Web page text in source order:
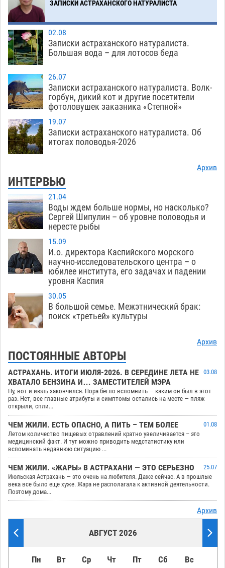
ЗАПИСКИ АСТРАХАНСКОГО НАТУРАЛИСТА
02.08
Записки астраханского натуралиста.
Большая вода – для лотосов беда
26.07
Записки астраханского натуралиста. Волк-
горбун, дикий кот и другие посетители
фотоловушек заказника «Степной»
19.07
Записки астраханского натуралиста. Об
итогах половодья-2026
Архив
ИНТЕРВЬЮ
21.04
Воды ждем больше нормы, но насколько?
Сергей Шипулин – об уровне половодья и
нересте рыбы
15.09
И.о. директора Каспийского морского
научно-исследовательского центра – о
юбилее института, его задачах и падении
уровня Каспия
30.05
В большой семье. Межэтнический брак:
поиск «третьей» культуры
Архив
ПОСТОЯННЫЕ АВТОРЫ
АСТРАХАНЬ. ИТОГИ ИЮЛЯ-2026. В СЕРЕДИНЕ ЛЕТА НЕ
ХВАТАЛО БЕНЗИНА И… ЗАМЕСТИТЕЛЕЙ МЭРА
03.08
Ну, вот и июль закончился. Пора бегло вспомнить — каким он был в этот
раз. Нет, все главные атрибуты и симптомы остались на месте — пляж
открыли, спли...
ЧЕМ ЖИЛИ. ЕСТЬ ОПАСНО, А ПИТЬ – ТЕМ БОЛЕЕ
01.08
Летом количество пищевых отравлений кратно увеличивается – это
медицинский факт. И тут можно приводить медстатистику или
вспоминать недавнюю ситуацию ...
ЧЕМ ЖИЛИ. «ЖАРЫ» В АСТРАХАНИ — ЭТО СЕРЬЕЗНО
25.07
Июльская Астрахань — это очень на любителя. Даже сейчас. А в прошлые
века все было еще хуже. Жара не располагала к активной деятельности.
Поэтому дома...
Архив
АВГУСТ 2026
Пн Вт Ср Чт Пт Сб Вс